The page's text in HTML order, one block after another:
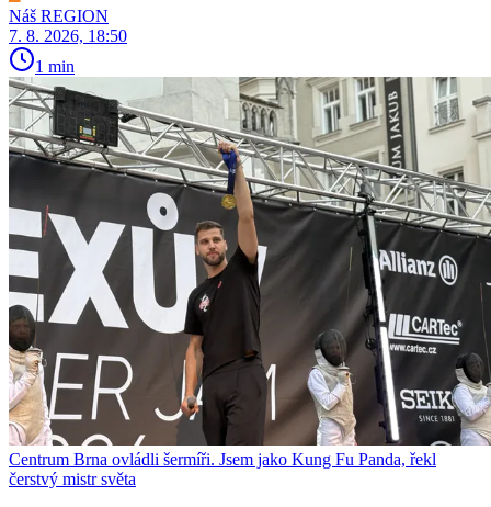
Náš REGION
7. 8. 2026, 18:50
1 min
Centrum Brna ovládli šermíři. Jsem jako Kung Fu Panda, řekl
čerstvý mistr světa